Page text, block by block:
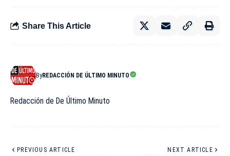
Share This Article
ByREDACCIÓN DE ÚLTIMO MINUTO
Redacción de De Último Minuto
PREVIOUS ARTICLE NEXT ARTICLE